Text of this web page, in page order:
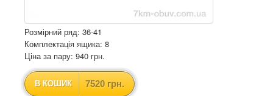
Розмірний ряд: 36-41
Комплектація ящика: 8
Ціна за пару: 940 грн.
В КОШИК 7520 грн.